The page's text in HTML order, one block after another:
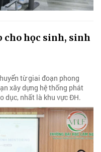
cho học sinh, sinh
từ giai đoạn phong
xây dựng hệ thống phát
dục, nhất là khu vực ĐH.